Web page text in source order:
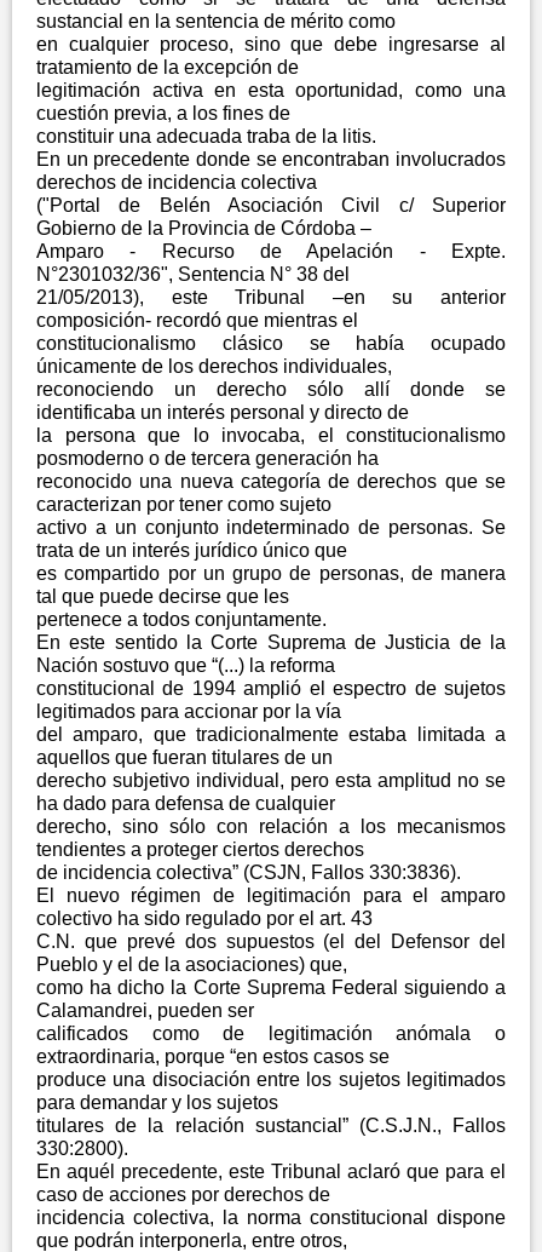
sustancial en la sentencia de mérito como
en cualquier proceso, sino que debe ingresarse al
tratamiento de la excepción de
legitimación activa en esta oportunidad, como una
cuestión previa, a los fines de
constituir una adecuada traba de la litis.
En un precedente donde se encontraban involucrados
derechos de incidencia colectiva
("Portal de Belén Asociación Civil c/ Superior
Gobierno de la Provincia de Córdoba –
Amparo - Recurso de Apelación - Expte.
N°2301032/36", Sentencia N° 38 del
21/05/2013), este Tribunal –en su anterior
composición- recordó que mientras el
constitucionalismo clásico se había ocupado
únicamente de los derechos individuales,
reconociendo un derecho sólo allí donde se
identificaba un interés personal y directo de
la persona que lo invocaba, el constitucionalismo
posmoderno o de tercera generación ha
reconocido una nueva categoría de derechos que se
caracterizan por tener como sujeto
activo a un conjunto indeterminado de personas. Se
trata de un interés jurídico único que
es compartido por un grupo de personas, de manera
tal que puede decirse que les
pertenece a todos conjuntamente.
En este sentido la Corte Suprema de Justicia de la
Nación sostuvo que “(...) la reforma
constitucional de 1994 amplió el espectro de sujetos
legitimados para accionar por la vía
del amparo, que tradicionalmente estaba limitada a
aquellos que fueran titulares de un
derecho subjetivo individual, pero esta amplitud no se
ha dado para defensa de cualquier
derecho, sino sólo con relación a los mecanismos
tendientes a proteger ciertos derechos
de incidencia colectiva” (CSJN, Fallos 330:3836).
El nuevo régimen de legitimación para el amparo
colectivo ha sido regulado por el art. 43
C.N. que prevé dos supuestos (el del Defensor del
Pueblo y el de la asociaciones) que,
como ha dicho la Corte Suprema Federal siguiendo a
Calamandrei, pueden ser
calificados como de legitimación anómala o
extraordinaria, porque “en estos casos se
produce una disociación entre los sujetos legitimados
para demandar y los sujetos
titulares de la relación sustancial” (C.S.J.N., Fallos
330:2800).
En aquél precedente, este Tribunal aclaró que para el
caso de acciones por derechos de
incidencia colectiva, la norma constitucional dispone
que podrán interponerla, entre otros,